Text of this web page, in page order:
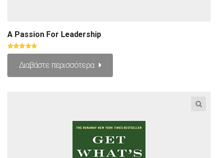
A Passion For Leadership
Βαθμολογήθηκε
Διαβάστε περισσότερα